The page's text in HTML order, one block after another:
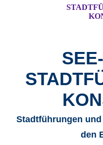
Stadtführungen
den